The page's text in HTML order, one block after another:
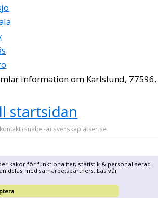
kakor för funktionalitet, statistik & personaliserad
delas med samarbetspartners. Läs vår
information om Karlslund, 77596,
startsidan
(snabel-a) svenskaplatser.se